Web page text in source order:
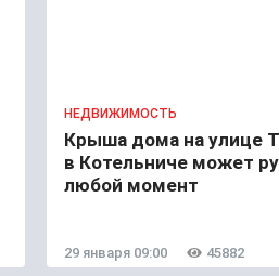
НЕДВИЖИМОСТЬ
Крыша дома на улице
в Котельниче может
любой момент
29 января 09:00 45882